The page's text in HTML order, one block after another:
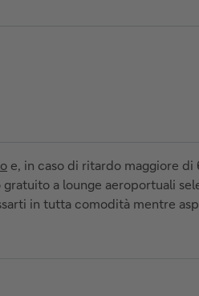
e, in caso di ritardo maggiore
gratuito a lounge aeroportuali
in tutta comodità mentre